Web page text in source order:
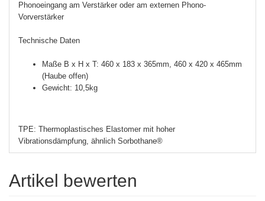
Phonoeingang am Verstärker oder am externen Phono-
Vorverstärker
Technische Daten
Maße B x H x T: 460 x 183 x 365mm, 460 x 420 x 465mm
(Haube offen)
Gewicht: 10,5kg
TPE: Thermoplastisches Elastomer mit hoher
Vibrationsdämpfung, ähnlich Sorbothane®
Artikel bewerten